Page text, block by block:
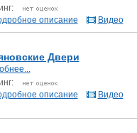
описание
Видео
Двери
описание
Видео